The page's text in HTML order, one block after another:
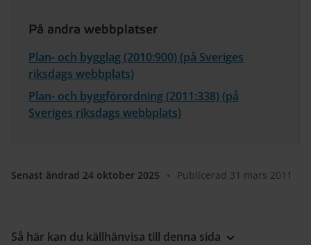
På andra webbplatser
Plan- och bygglag (2010:900) (på Sveriges
riksdags webbplats)
Plan- och byggförordning (2011:338) (på
Sveriges riksdags webbplats)
Senast ändrad 24 oktober 2025 • Publicerad 31 mars 2011
Så här kan du källhänvisa till denna sida